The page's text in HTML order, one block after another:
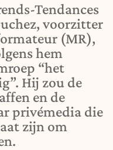
Tendances
voorzitter
(MR),
hem
“het
Hij zou de
en de
privémedia die
zijn om